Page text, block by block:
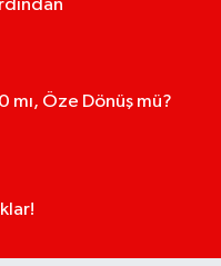
mı, Öze Dönüş mü?